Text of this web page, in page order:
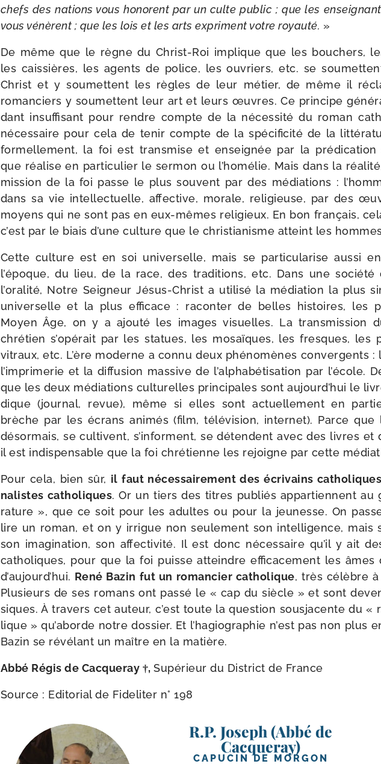
chefs des nations vous honorent par un culte public ; que les
vous vénèrent ; que les lois et les arts expriment votre royau­té. »
De même que le règne du Christ-​Roi implique que les bou­chers,
les cais­sières, les agents de police, les ouvriers, etc. se
Christ et y sou­mettent les règles de leur métier, de même il
roman­ciers y sou­mettent leur art et leurs œuvres. Ce prin­cipe
dant insuf­fi­sant pour rendre compte de la néces­si­té du roman
néces­saire pour cela de tenir compte de la spé­ci­fi­ci­té de la
for­mel­le­ment, la foi est trans­mise et ensei­gnée par la pré­di­ca­tion
que réa­lise en par­ti­cu­lier le ser­mon ou l’homélie. Mais dans la
mis­sion de la foi passe le plus sou­vent par des média­tions :
dans sa vie intel­lec­tuelle, affec­tive, morale, reli­gieuse, par des
moyens qui ne sont pas en eux-​mêmes reli­gieux. En bon fran­çais,
c’est par le biais d’une culture que le chris­tia­nisme atteint les
Cette culture est en soi uni­ver­selle, mais se par­ti­cu­la­rise aus­si
l’époque, du lieu, de la race, des tra­di­tions, etc. Dans une socié­té
l’oralité, Notre Seigneur Jésus-​Christ a uti­li­sé la média­tion la plus
uni­ver­selle et la plus effi­cace : racon­ter de belles his­toires, les
Moyen Âge, on y a ajou­té les images visuelles. La trans­mis­sion
chré­tien s’opérait par les sta­tues, les mosaïques, les fresques, les
vitraux, etc. L’ère moderne a connu deux phé­no­mènes conver­gents :
l’imprimerie et la dif­fu­sion mas­sive de l’alphabétisation par l’école.
que les deux média­tions cultu­relles prin­ci­pales sont aujourd’hui le
dique (jour­nal, revue), même si elles sont actuel­le­ment en
brèche par les écrans ani­més (film, télé­vi­sion, inter­net). Parce que
désor­mais, se cultivent, s’informent, se détendent avec des livres et
il est indis­pen­sable que la foi chré­tienne les rejoigne par cette
Pour cela, bien sûr, il faut néces­sai­re­ment des écri­vains
na­listes catho­liques. Or un tiers des titres publiés appar­tiennent
ra­ture », que ce soit pour les adultes ou pour la jeu­nesse. On
lire un roman, et on y irrigue non seule­ment son intel­li­gence, mais
son ima­gi­na­tion, son affec­ti­vi­té. Il est donc néces­saire qu’il y ait
catho­liques, pour que la foi puisse atteindre effi­ca­ce­ment les âmes
d’aujourd’hui. René Bazin fut un roman­cier catho­lique, très célèbre
Plusieurs de ses romans ont pas­sé le « cap du siècle » et sont
siques. À tra­vers cet auteur, c’est toute la ques­tion sous­ja­cente du
lique » qu’aborde notre dos­sier. Et l’hagiographie n’est pas non plus
Bazin se révé­lant un maître en la matière.
Abbé Régis de Cacqueray †,Supérieur du District de France
Source : Editorial de Fideliter n° 198
R.P. Joseph (Abbé de
Cacqueray)
CAPUCIN DE MORGON